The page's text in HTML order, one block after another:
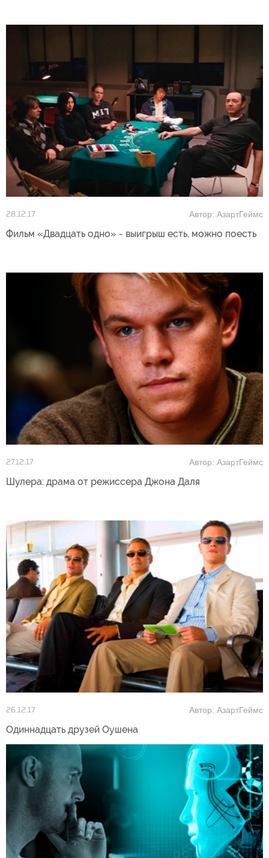
28.12.17 Автор: АзартГеймс
Фильм «Двадцать одно» - выигрыш есть, можно поесть
27.12.17 Автор: АзартГеймс
Шулера: драма от режиссера Джона Даля
26.12.17 Автор: АзартГеймс
Одиннадцать друзей Оушена